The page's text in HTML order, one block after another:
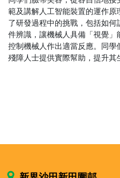
範及講解人工智能裝置的運作原
了研發過程中的挑戰，包括如何
件辨識，讓機械人具備「視覺」
控制機械人作出適當反應。同學
殘障人士提供實際幫助，提升其